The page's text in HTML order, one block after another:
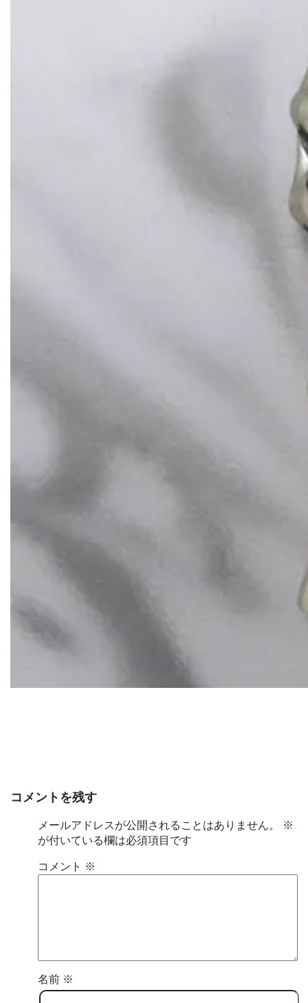
シ
リ
ズ
,
新
骨
モ
フ
コメントを残す
メールアドレスが公開されることはありません。
※
が付いている欄は必須項目です
コメント ※
名前 ※